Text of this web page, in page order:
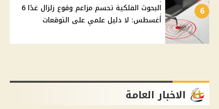
6
البحوث الفلكية تحسم مزاعم وقوع زلزال غدًا 6
أغسطس: لا دليل علمي على التوقعات
الاخبار العامة